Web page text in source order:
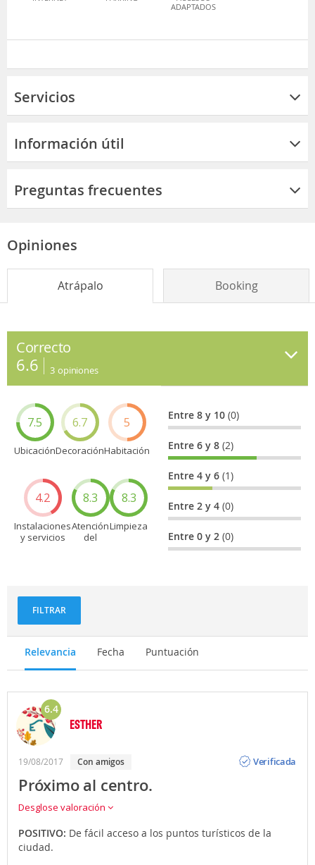
ADAPTADOS
Servicios
Información útil
Preguntas frecuentes
Opiniones
Atrápalo Booking
Correcto
6.6 3 opiniones
7.5
Ubicación
6.7
Decoración
5
Habitación
4.2
Instalaciones
y servicios
8.3
Atención
del
8.3
Limpieza
Entre 8 y 10(0)
Entre 6 y 8(2)
Entre 4 y 6(1)
Entre 2 y 4(0)
Entre 0 y 2(0)
FILTRAR
Relevancia Fecha Puntuación
6.4
ESTHER
19/08/2017 con amigos
Verificada
Próximo al centro.
Desglose valoración
POSITIVO: De fácil acceso a los puntos turísticos de la
ciudad.